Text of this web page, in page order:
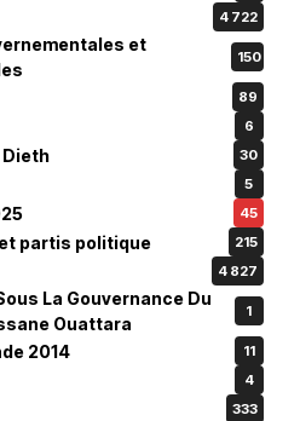
4 722
et
150
89
6
Dieth 30
5
45
partis politique 215
4 827
La Gouvernance Du
Ouattara
1
2014 11
4
333